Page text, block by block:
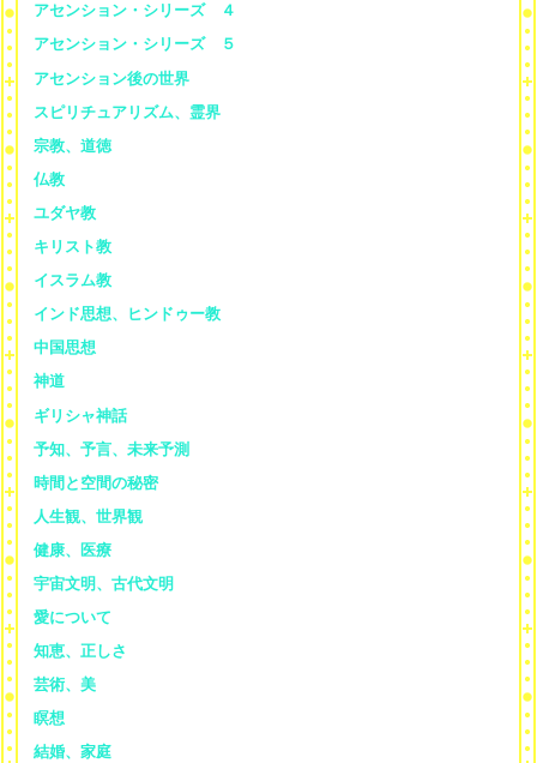
アセンション・シリーズ ４
アセンション・シリーズ ５
アセンション後の世界
スピリチュアリズム、霊界
宗教、道徳
仏教
ユダヤ教
キリスト教
イスラム教
インド思想、ヒンドゥー教
中国思想
神道
ギリシャ神話
予知、予言、未来予測
時間と空間の秘密
人生観、世界観
健康、医療
宇宙文明、古代文明
愛について
知恵、正しさ
芸術、美
瞑想
結婚、家庭